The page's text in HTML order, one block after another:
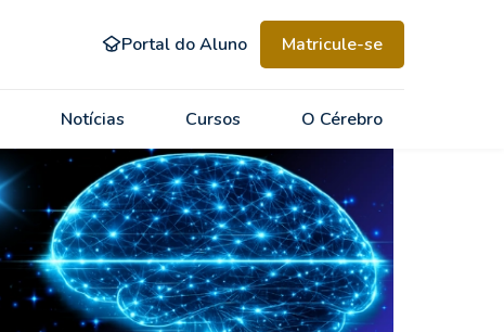
Portal do Aluno Matricule-se
Notícias Cursos O Cérebro